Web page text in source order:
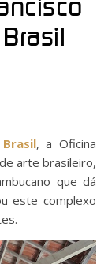
Brasil, a Oficina
arte brasileiro,
que dá
este complexo